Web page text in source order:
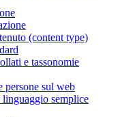
(content type)
e tassonomie
persone sul web
semplice